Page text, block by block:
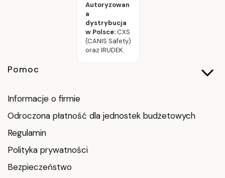
Autoryzowan
a
dystrybucja
w Polsce:CXS
(CANIS Safety)
oraz IRUDEK.
Linki w stopce
Pomoc
Informacje o firmie
Odroczona płatność dla jednostek budżetowych
Regulamin
Polityka prywatności
Bezpieczeństwo